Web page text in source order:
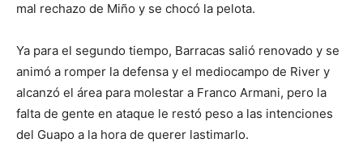
mal rechazo de Miño y se chocó la pelota.
Ya para el segundo tiempo, Barracas salió renovado y se
animó a romper la defensa y el mediocampo de River y
alcanzó el área para molestar a Franco Armani, pero la
falta de gente en ataque le restó peso a las intenciones
del Guapo a la hora de querer lastimarlo.